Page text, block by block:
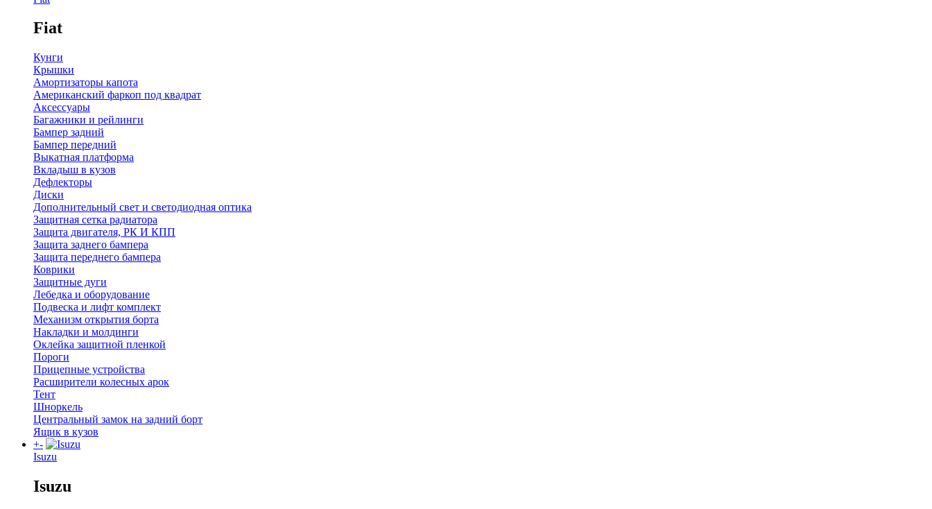
Fiat
Кунги
Крышки
Амортизаторы капота
Американский фаркоп под квадрат
Аксессуары
Багажники и рейлинги
Бампер задний
Бампер передний
Выкатная платформа
Вкладыш в кузов
Дефлекторы
Диски
Дополнительный свет и светодиодная оптика
Защитная сетка радиатора
Защита двигателя, РК И КПП
Защита заднего бампера
Защита переднего бампера
Коврики
Защитные дуги
Лебедка и оборудование
Подвеска и лифт комплект
Механизм открытия борта
Накладки и молдинги
Оклейка защитной пленкой
Пороги
Прицепные устройства
Расширители колесных арок
Тент
Шноркель
Центральный замок на задний борт
Ящик в кузов
+-
Isuzu
Isuzu